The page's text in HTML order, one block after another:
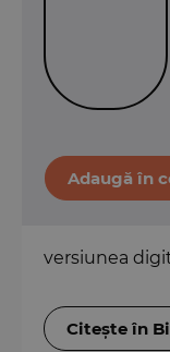
versiunea
Citește în